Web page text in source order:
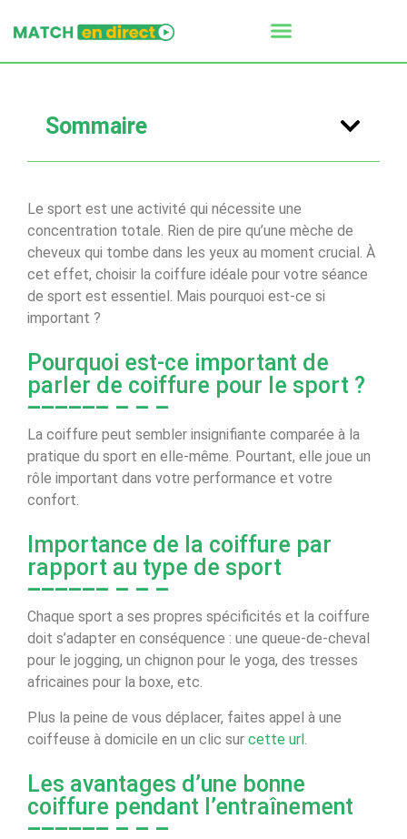
Sommaire
Le sport est une activité qui nécessite une
concentration totale. Rien de pire qu’une mèche de
cheveux qui tombe dans les yeux au moment crucial. À
cet effet, choisir la coiffure idéale pour votre séance
de sport est essentiel. Mais pourquoi est-ce si
important ?
Pourquoi est-ce important de
parler de coiffure pour le sport ?
La coiffure peut sembler insignifiante comparée à la
pratique du sport en elle-même. Pourtant, elle joue un
rôle important dans votre performance et votre
confort.
Importance de la coiffure par
rapport au type de sport
Chaque sport a ses propres spécificités et la coiffure
doit s’adapter en conséquence : une queue-de-cheval
pour le jogging, un chignon pour le yoga, des tresses
africaines pour la boxe, etc.
Plus la peine de vous déplacer, faites appel à une
coiffeuse à domicile en un clic sur cette url
Les avantages d’une bonne
coiffure pendant l’entraînement